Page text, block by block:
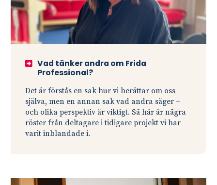
Vad tänker andra om Frida
Professional?
Det är förstås en sak hur vi berättar om oss
själva, men en annan sak vad andra säger –
och olika perspektiv är viktigt. Så här är några
röster från deltagare i tidigare projekt vi har
varit inblandade i.